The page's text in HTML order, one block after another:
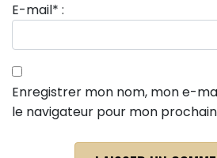
E-mail* :
Enregistrer mon nom, mon e-
le navigateur pour mon